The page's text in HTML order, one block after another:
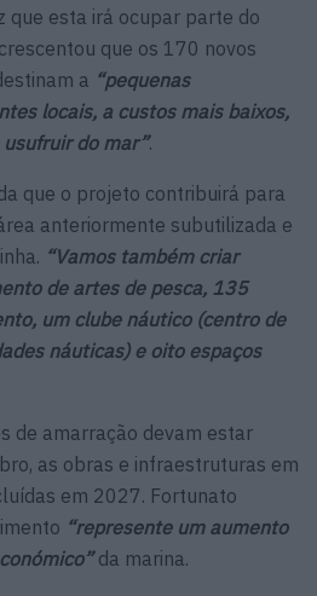
que esta irá ocupar parte do
que os 170 novos
a “pequenas
locais, a custos mais baixos,
do mar”.
que o projeto contribuirá para
anteriormente subutilizada e
“Vamos também criar
de artes de pesca, 135
um clube náutico (centro de
náuticas) e oito espaços
de amarração devam estar
as obras e infraestruturas em
em 2027. Fortunato
“represente um aumento
da marina.